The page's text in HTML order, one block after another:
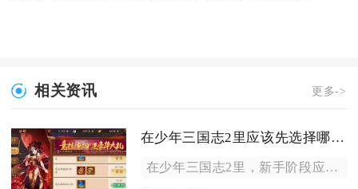
相关资讯 更多->
在少年三国志2里应该先选择哪个星魂
在少年三国志2里，新手阶段应优先选择白虎星魂，这是所有玩家起...